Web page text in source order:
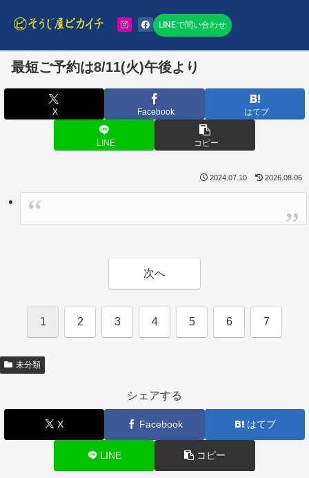
LINEで問い合わせ
最短ご予約は8/11(火)午後より
X Facebook はてブ
LINE コピー
2024.07.10 2026.08.06
次へ
1 2 3 4 5 6 7
未分類
シェアする
X Facebook はてブ
LINE コピー